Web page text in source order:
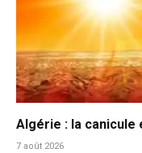
Algérie : la canicule
7 août 2026